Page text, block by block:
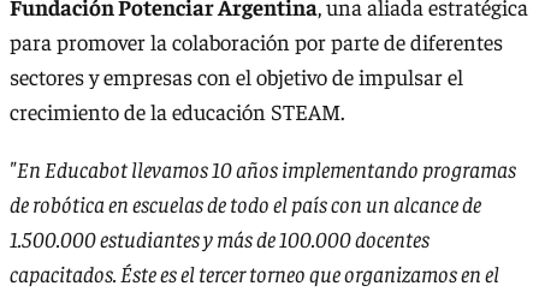
Fundación Potenciar Argentina, una aliada estratégica
para promover la colaboración por parte de diferentes
sectores y empresas con el objetivo de impulsar el
crecimiento de la educación STEAM.
"En Educabot llevamos 10 años implementando programas
de robótica en escuelas de todo el país con un alcance de
1.500.000 estudiantes y más de 100.000 docentes
capacitados. Éste es el tercer torneo que organizamos en el